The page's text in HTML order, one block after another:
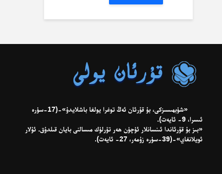
«شۈبھىسىزكى، بۇ قۇرئان ئەڭ توغرا يولغا باشلايدۇ»-(17-سۈرە
ئىسرا، 9- ئايەت).
«بىز بۇ قۇرئاندا ئىنسانلار ئۈچۈن ھەر تۈرلۈك مىسالنى بايان قىلدۇق. ئۇلار
ئويلانغاي»-(39-سۈرە زۇمەر، 27- ئايەت).